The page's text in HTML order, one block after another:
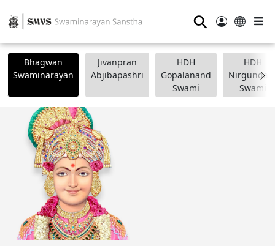
⚲
Bhagwan
Swaminarayan
Jivanpran
Abjibapashri
HDH
Gopalanand
Swami
HDH
Swami